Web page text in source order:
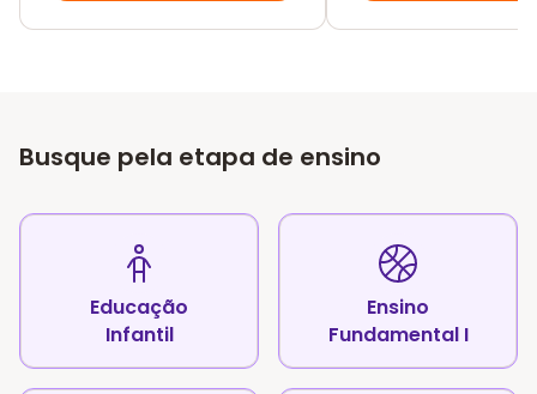
Busque pela etapa de ensino
Educação
Infantil
Ensino
Fundamental I